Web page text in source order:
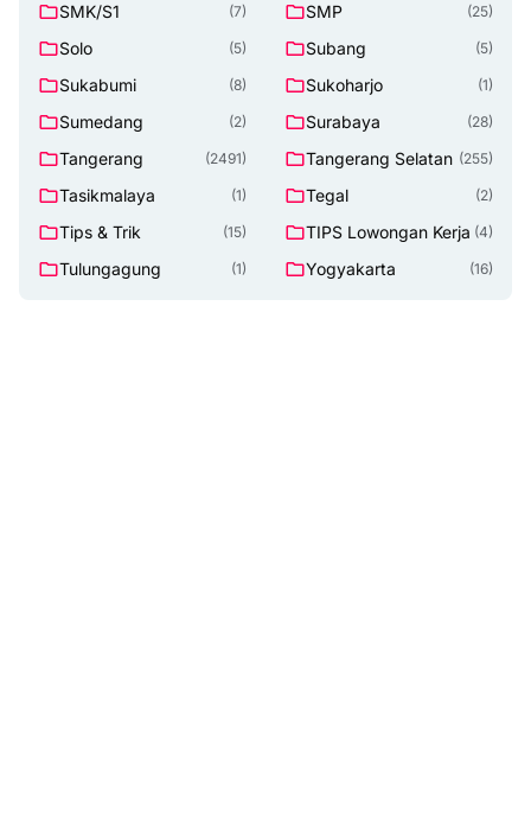
SMK/S1 (7) SMP (25)
Solo (5) Subang (5)
Sukabumi (8) Sukoharjo (1)
Sumedang (2) Surabaya (28)
Tangerang (2491) Tangerang Selatan (255)
Tasikmalaya (1) Tegal (2)
Tips & Trik (15) TIPS Lowongan Kerja (4)
Tulungagung (1) Yogyakarta (16)